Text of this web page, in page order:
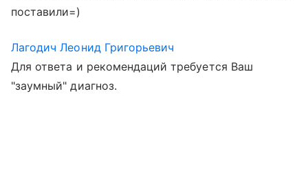
поставили=)
Лагодич Леонид Григорьевич
Для ответа и рекомендаций требуется Ваш
"заумный" диагноз.